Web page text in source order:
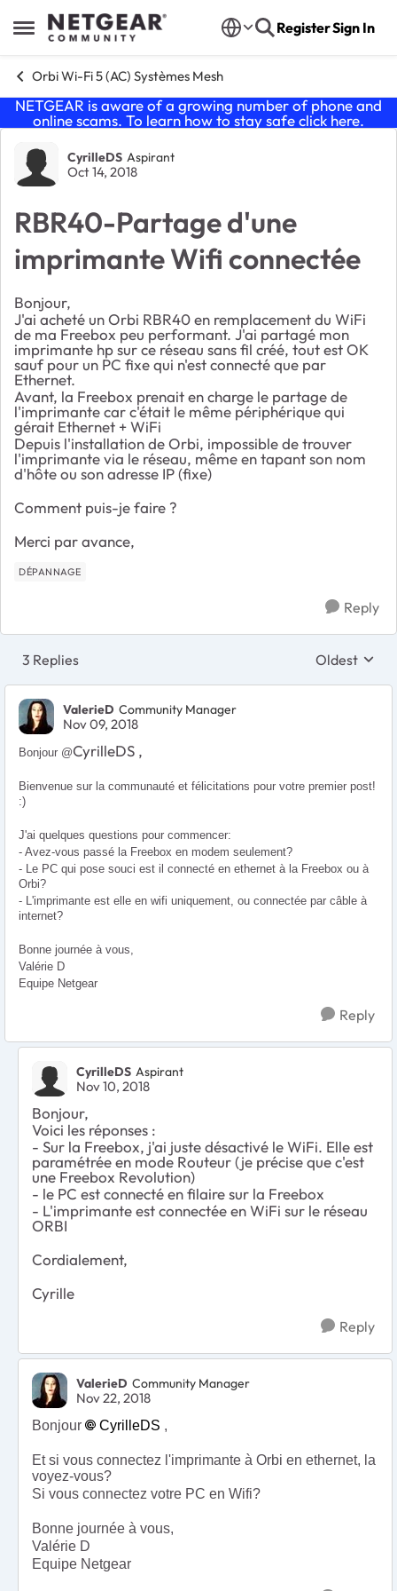
Open Side Menu
Skip to content RegisterSign In
Orbi Wi-Fi 5 (AC) Systèmes Mesh
NETGEAR is aware of a growing number of phone and
online scams. To learn how to stay safe click here.
Forum Discussion
CyrilleDS Aspirant
Oct 14, 2018
RBR40-Partage d'une
imprimante Wifi connectée
Bonjour,
J'ai acheté un Orbi RBR40 en remplacement du WiFi
de ma Freebox peu performant. J'ai partagé mon
imprimante hp sur ce réseau sans fil créé, tout est OK
sauf pour un PC fixe qui n'est connecté que par
Ethernet.
Avant, la Freebox prenait en charge le partage de
l'imprimante car c'était le même périphérique qui
gérait Ethernet + WiFi
Depuis l'installation de Orbi, impossible de trouver
l'imprimante via le réseau, même en tapant son nom
d'hôte ou son adresse IP (fixe)
Comment puis-je faire ?
Merci par avance,
DÉPANNAGE
Reply
3 Replies Replies
Oldest
ValerieD Community Manager
Nov 09, 2018
Bonjour @CyrilleDS ,
Bienvenue sur la communauté et félicitations pour votre premier post!
:)
J'ai quelques questions pour commencer:
- Avez-vous passé la Freebox en modem seulement?
- Le PC qui pose souci est il connecté en ethernet à la Freebox ou à
Orbi?
- L'imprimante est elle en wifi uniquement, ou connectée par câble à
internet?
Bonne journée à vous,
Valérie D
Equipe Netgear
Reply
CyrilleDS Aspirant
Nov 10, 2018
Bonjour,
Voici les réponses :
- Sur la Freebox, j'ai juste désactivé le WiFi. Elle est
paramétrée en mode Routeur (je précise que c'est
une Freebox Revolution)
- le PC est connecté en filaire sur la Freebox
- L'imprimante est connectée en WiFi sur le réseau
ORBI
Cordialement,
Cyrille
Reply
ValerieD Community Manager
Nov 22, 2018
Bonjour CyrilleDS ,
Et si vous connectez l'imprimante à Orbi en ethernet, la
voyez-vous?
Si vous connectez votre PC en Wifi?
Bonne journée à vous,
Valérie D
Equipe Netgear